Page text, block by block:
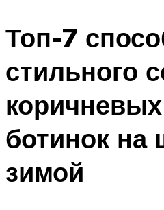
Топ-7
стильного
ботинок на
зимой